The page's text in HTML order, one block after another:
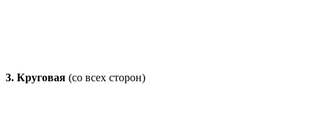
3. Круговая (со всех сторон)